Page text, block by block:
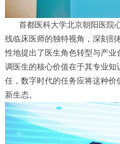
首都医科大学北京朝阳医院
线临床医师的独特视角，深刻
性地提出了医生角色转型与产业
调医生的核心价值在于其专业
任，数字时代的任务应将这种
新生态。